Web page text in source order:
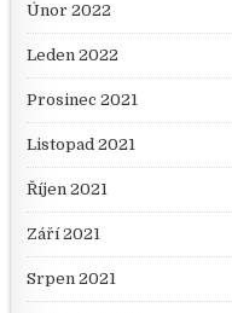
Únor 2022
Leden 2022
Prosinec 2021
Listopad 2021
Říjen 2021
Září 2021
Srpen 2021